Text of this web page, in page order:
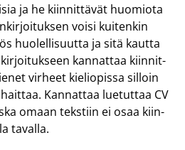
ja he kiin­nit­tä­vät huo­mio­ta
voisi kui­ten­kin
huo­lel­li­suut­ta ja sitä kaut­ta
kan­nat­taa kiin­nit­
vir­heet kie­lio­pis­sa sil­loin
Kan­nat­taa lue­tut­taa CV
omaan teks­tiin ei osaa kiin­
ta­val­la.